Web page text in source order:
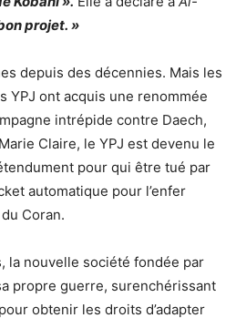
projet. »
depuis des décennies. Mais les
YPJ ont acquis une renommée
intrépide contre Daech,
Claire, le YPJ est devenu le
pour qui être tué par
automatique pour l’enfer
Coran.
la nouvelle société fondée par
propre guerre, surenchérissant
obtenir les droits d’adapter